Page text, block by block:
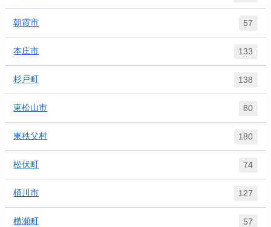
朝霞市 57
本庄市 133
杉戸町 138
東松山市 80
東秩父村 180
松伏町 74
桶川市 127
横瀬町 57